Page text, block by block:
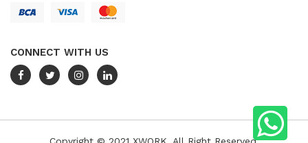
CONNECT WITH US